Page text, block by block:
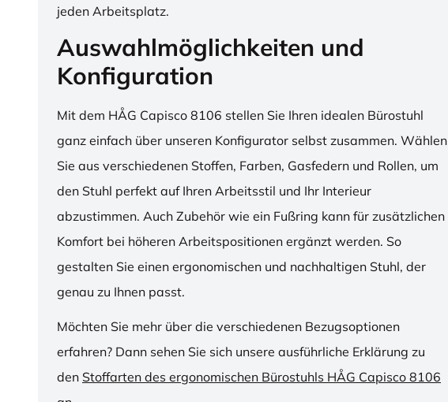
jeden Arbeitsplatz.
Auswahlmöglichkeiten und
Konfiguration
Mit dem HÅG Capisco 8106 stellen Sie Ihren idealen Bürostuhl
ganz einfach über unseren Konfigurator selbst zusammen. Wählen
Sie aus verschiedenen Stoffen, Farben, Gasfedern und Rollen, um
den Stuhl perfekt auf Ihren Arbeitsstil und Ihr Interieur
abzustimmen. Auch Zubehör wie ein Fußring kann für zusätzlichen
Komfort bei höheren Arbeitspositionen ergänzt werden. So
gestalten Sie einen ergonomischen und nachhaltigen Stuhl, der
genau zu Ihnen passt.
Möchten Sie mehr über die verschiedenen Bezugsoptionen
erfahren? Dann sehen Sie sich unsere ausführliche Erklärung zu
den Stoffarten des ergonomischen Bürostuhls HÅG Capisco 8106